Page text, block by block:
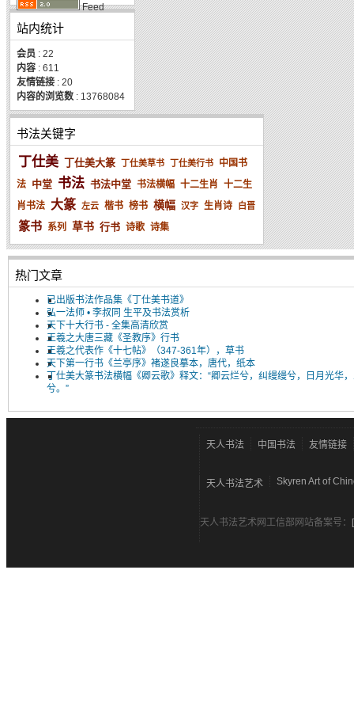
Feed
站内统计
会员 : 22
内容 : 611
友情链接 : 20
内容的浏览数 : 13768084
书法关键字
丁仕美 丁仕美大篆 丁仕美草书 丁仕美行书
中国书
法 中堂 书法 书法中堂 书法横幅 十二生肖 十二生
肖书法 大篆 左云 楷书 榜书 横幅 汉字 生肖诗 白晋
篆书 系列 草书 行书 诗歌 诗集
热门文章
已出版书法作品集《丁仕美书道》
弘一法师 • 李叔同 生平及书法赏析
天下十大行书 - 全集高清欣赏
王羲之大唐三藏《圣教序》行书
王羲之代表作《十七帖》（347-361年），草书
天下第一行书《兰亭序》褚遂良摹本，唐代，纸本
丁仕美大篆书法横幅《卿云歌》释文：“卿云烂兮，纠缦缦兮，日月光华
兮。”
天人书法 中国书法 友情链接
天人书法艺术 Skyren Art of
天人书法艺术网工信部网站备案号：